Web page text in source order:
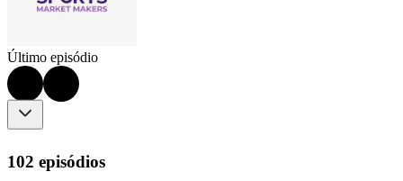
Último episódio
102 episódios